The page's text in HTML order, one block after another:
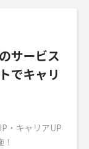
サービス
でキャリ
ャリアUP